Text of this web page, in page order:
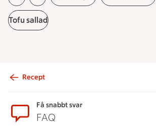
Tofu sallad
Recept
Få snabbt svar
FAQ